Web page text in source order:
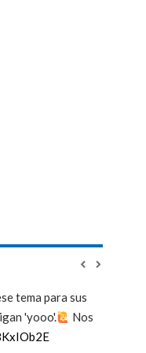
tema para sus
'yooo'.
Nos